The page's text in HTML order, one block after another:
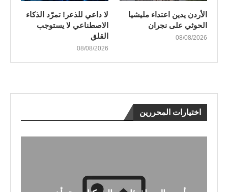
الأردن يدين اعتداء مليشيا
الحوثي على نجران
08/08/2026
لا داعي للذعر! تمرّد الذكاء
الاصطناعي لا يستوجب
القلق
08/08/2026
اختيارات المحررين